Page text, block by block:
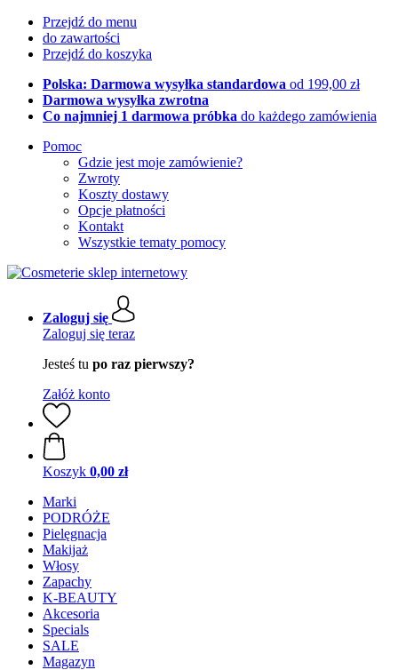
Przejdź do menu
do zawartości
Przejdź do koszyka
Polska: Darmowa wysyłka standardowa od 199,00 zł
Darmowa wysyłka zwrotna
Co najmniej 1 darmowa próbka do każdego zamówienia
Pomoc
Gdzie jest moje zamówienie?
Zwroty
Koszty dostawy
Opcje płatności
Kontakt
Wszystkie tematy pomocy
Zaloguj się
Zaloguj się teraz
Jesteś tu po raz pierwszy?
Załóż konto
Koszyk 0,00 zł
Marki
PODRÓŻE
Pielęgnacja
Makijaż
Włosy
Zapachy
K-BEAUTY
Akcesoria
Specials
SALE
Magazyn